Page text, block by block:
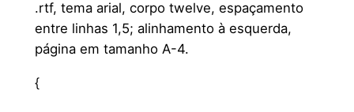
.rtf, tema arial, corpo twelve, espaçamento
entre linhas 1,5; alinhamento à esquerda,
página em tamanho A-4.
{